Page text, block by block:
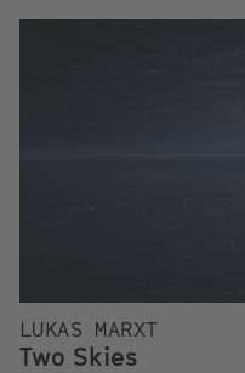
LUKAS MARXT
Two Skies